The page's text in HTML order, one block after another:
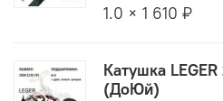
1.0 × 1 610 ₽
Катушка
(ДоЮй)